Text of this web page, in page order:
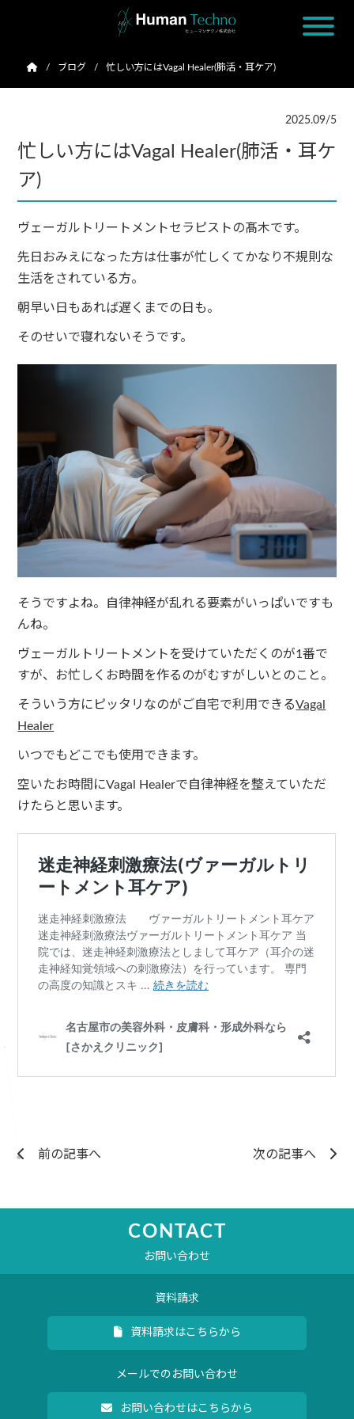
ブログ 忙しい方にはVagal Healer(肺活・耳ケア)
2025.09/5
忙しい方にはVagal Healer(肺活・耳ケ
ア)
ヴェーガルトリートメントセラピストの髙木です。
先日おみえになった方は仕事が忙しくてかなり不規則な
生活をされている方。
朝早い日もあれば遅くまでの日も。
そのせいで寝れないそうです。
そうですよね。自律神経が乱れる要素がいっぱいですも
んね。
ヴェーガルトリートメントを受けていただくのが1番で
すが、お忙しくお時間を作るのがむすがしいとのこと。
そういう方にピッタリなのがご自宅で利用できるVagal
Healer
いつでもどこでも使用できます。
空いたお時間にVagal Healerで自律神経を整えていただ
けたらと思います。
前の記事へ 次の記事へ
CONTACT
お問い合わせ
資料請求
資料請求はこちらから
メールでのお問い合わせ
お問い合わせはこちらから